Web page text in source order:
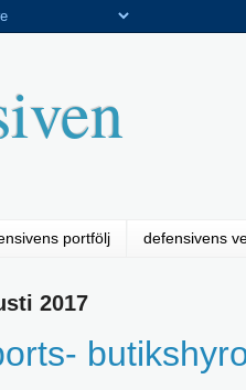
portfölj defensivens
2017